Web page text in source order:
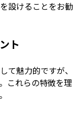
設けることをお勧
ト
て魅力的ですが、
これらの特徴を理